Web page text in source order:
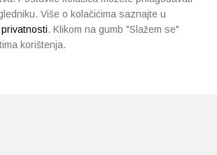
Više o kolačićima saznajte u
. Klikom na gumb "Slažem se"
korištenja.